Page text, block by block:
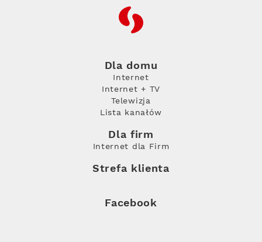
RFC
Dla domu
Internet
Internet + TV
Telewizja
Lista kanałów
Dla firm
Internet dla Firm
Strefa klienta
Facebook